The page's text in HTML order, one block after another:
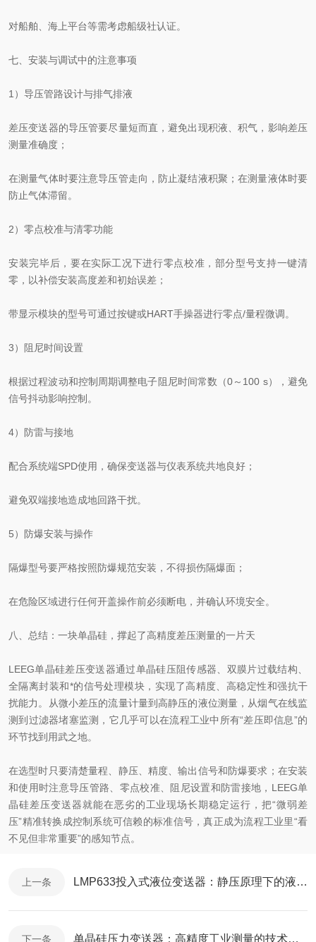
对船舶、海上平台等需考虑船级社认证。
七、安装与调试中的注意事项
1）导压管路设计与排气排液
差压变送器的导压管要尽量短而直，避免出现积液、积气，影响差压
测量准确度；
在测量气体时要注意导压管走向，防止凝结液积聚；在测量液体时要
防止气体滞留。
2）零点校准与清零功能
安装完毕后，要在实际工况下进行零点校准，部分型号支持一键清
零，以补偿安装高度差和初始误差；
带显示模块的型号可通过按键或HART手操器进行零点/量程微调。
3）阻尼时间设置
根据过程波动和控制周期调整电子阻尼时间常数（0～100 s），避免
信号抖动影响控制。
4）防雷与接地
配合系统端SPD使用，确保变送器与仪表系统共地良好；
避免双端接地造成地回路干扰。
5）防爆安装与操作
隔爆型号要严格按照防爆规范安装，不得损伤隔爆面；
在危险区域进行任何开盖操作前必须断电，并确认环境安全。
八、总结：一块单晶硅，撑起了高精度差压测量的一片天
LEEG单晶硅差压变送器通过单晶硅压阻传感器、双膜片过载结构、
全隔离封装和*的信号处理模块，实现了高精度、高稳定性和强抗干
扰能力。从微小差压的流量计量到高静压的液位测量，从烟气在线监
测到过滤器堵塞监测，它几乎可以在流程工业中所有“差压即信息”的
环节找到用武之地。
在选型时只要清楚量程、静压、精度、输出信号和防爆要求；在安装
和使用时注意导压管路、零点校准、阻尼设置和防雷接地，LEEG单
晶硅差压变送器就能在恶劣的工业现场长期稳定运行，把“微弱差
压”精准转换成控制系统可信赖的标准信号，真正成为流程工业里“看
不见但非常重要”的感知节点。
上一条 LMP633投入式液位变送器：静压原理下的液位测量可靠方案
下一条 单晶硅压力变送器：高精度工业测量的技术核心